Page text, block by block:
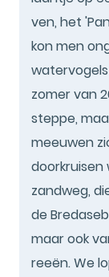
ven, het
kon men
zomer van
steppe,
meeuwen
doorkruisen
zandweg,
de
maar ook
reeën. We